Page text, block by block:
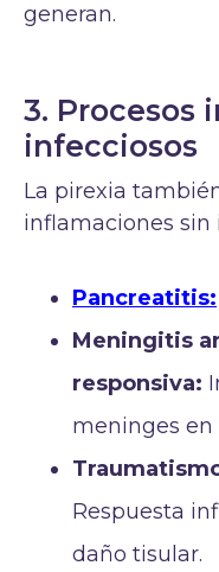
generan.
3. Procesos
infecciosos
La pirexia
inflamaciones sin
Pancreatitis:
Meningitis
responsiva:
meninges en
Respuesta
daño tisular.